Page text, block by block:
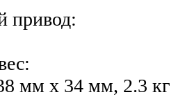
привод:
мм x 34 мм, 2.3 кг